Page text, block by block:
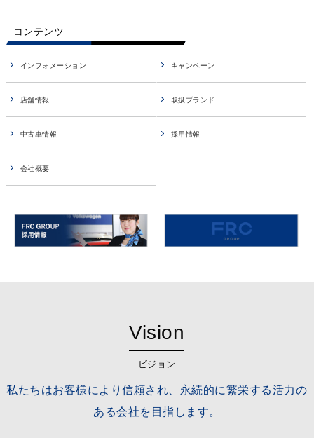
コンテンツ
インフォメーション キャンペーン
店舗情報 取扱ブランド
中古車情報 採用情報
会社概要
Vision
ビジョン
私たちはお客様により信頼され、永続的に繁栄する活力の
ある会社を目指します。